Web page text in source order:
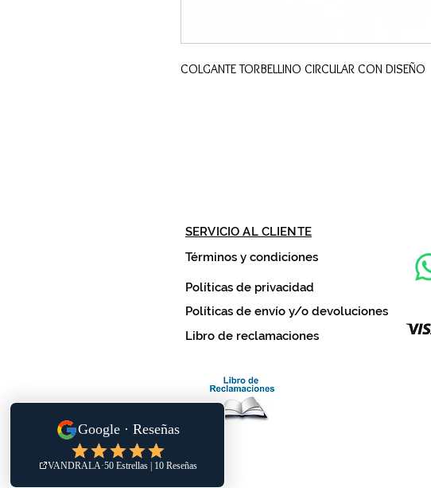
COLGANTE TORBELLINO CIRCULAR CON DISEÑO
SERVICIO AL CLIENTE
Términos y condiciones
Políticas de privacidad
Políticas de envío y/o devoluciones
Libro de reclamaciones